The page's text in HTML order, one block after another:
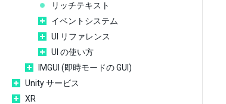
リッチテキスト
イベントシステム
UI リファレンス
UI の使い方
IMGUI (即時モードの GUI)
Unity サービス
XR